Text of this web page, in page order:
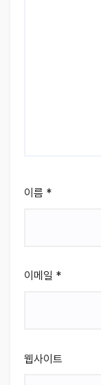
이름 *
이메일 *
웹사이트